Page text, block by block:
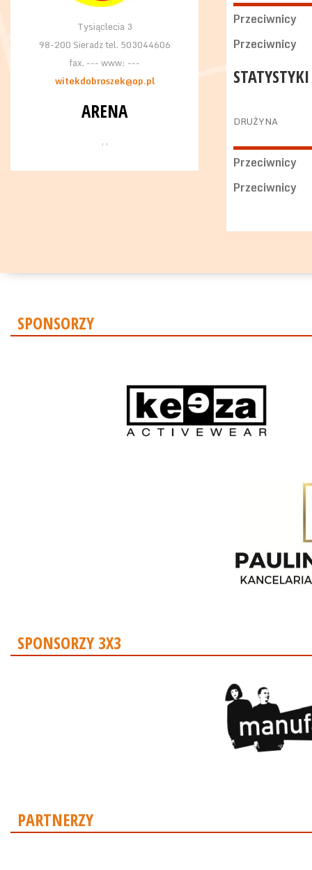
Tysiąclecia 3
98-200 Sieradz tel. 503044606
fax. --- www: ---
witekdobroszek@op.pl
ARENA
, ,
Przeciwnicy
Przeciwnicy
DRUŻYNA
Przeciwnicy
Przeciwnicy
SPONSORZY
SPONSORZY 3X3
PARTNERZY